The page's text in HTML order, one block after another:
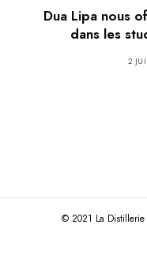
Dua Lipa nous
dans les
2
© 2021 La Distillerie